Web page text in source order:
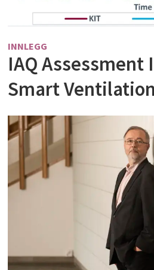
INNLEGG
IAQ Assessment
Smart